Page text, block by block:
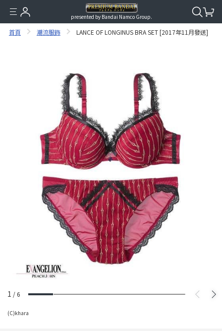
presented by Bandai Namco Group.
首頁 潮流服飾 LANCE OF LONGINUS BRA SET [2017年11月發送]
1 /6
(C)khara